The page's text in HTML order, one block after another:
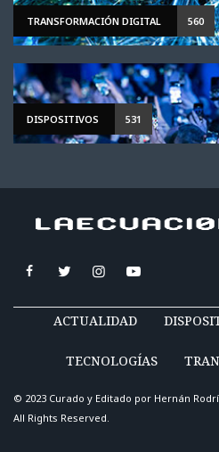
TRANSFORMACIÓN DIGITAL 560
DISPOSITIVOS 531
ACTUALIDAD
TECNOLOGÍAS
© 2023 Curado y Editado por Hernán
All Rights Reserved.